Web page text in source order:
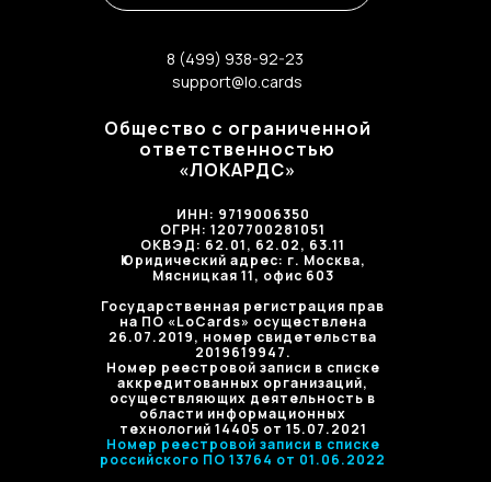
support@lo.cards
8 (499) 938-92-23
Общество с ограниченной
ответственностью
«ЛОКАРДС»
ИНН: 9719006350
ОГРН: 1207700281051
ОКВЭД: 62.01, 62.02, 63.11
Юридический адрес: г. Москва,
Мясницкая 11, офис 603
Государственная регистрация прав
на ПО «LoCards» осуществлена
26.07.2019, номер свидетельства
2019619947.
Номер реестровой записи в списке
аккредитованных организаций,
осуществляющих деятельность в
области информационных
технологий 14405 от 15.07.2021
Номер реестровой записи в списке
российского ПО 13764 от 01.06.2022